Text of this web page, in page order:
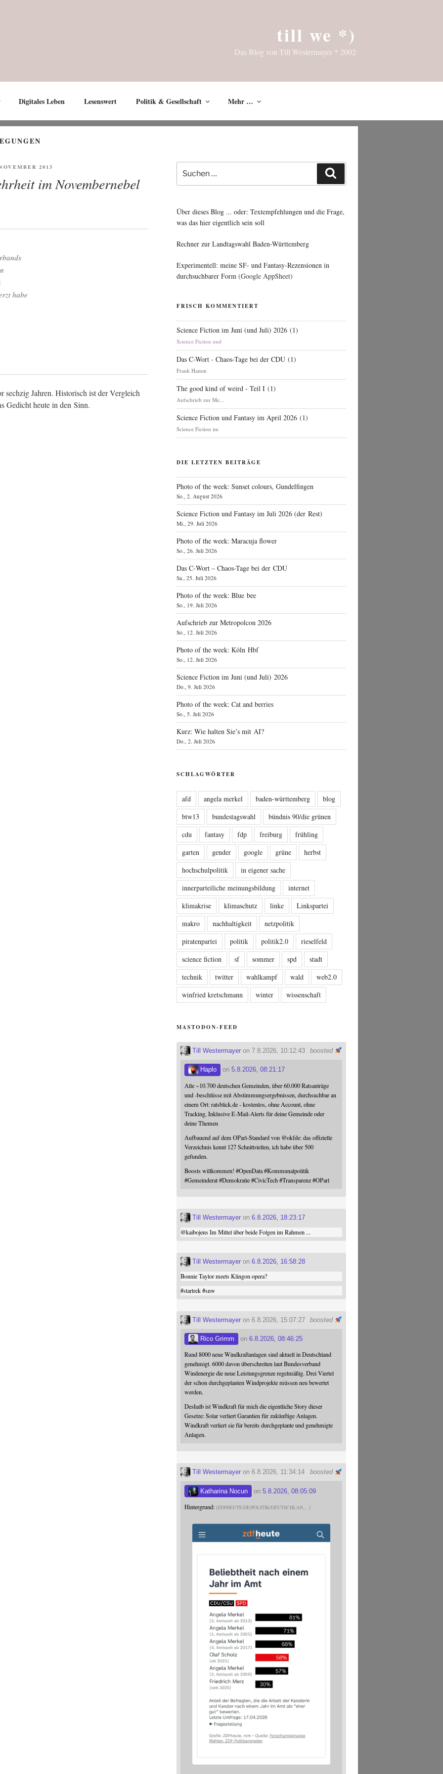
till we *)
Das Blog von Till Westermayer * 2002
Digitales Leben Lesenswert Politik & Gesellschaft Mehr …
2013
im Novembernebel
habe
sech­zig Jah­ren. His­to­risch ist der Ver­gleich
Gedicht heu­te in den Sinn.
Suche
nach:
Über dieses Blog ... oder: Textempfehlungen und die Frage,
was das hier eigentlich sein soll
Rechner zur Landtagswahl Baden-Württemberg
Experimentell: meine SF- und Fantasy-Rezensionen in
durchsuchbarer Form (Google AppSheet)
FRISCH KOMMENTIERT
Science Fiction im Juni (und Juli) 2026 (1)
Science Fiction und
Das C-Wort - Chaos-Tage bei der CDU (1)
Frank Hamm
The good kind of weird - Teil I (1)
Aufschrieb zur Me...
Science Fiction und Fantasy im April 2026 (1)
Science Fiction im
DIE LETZTEN BEITRÄGE
Photo of the week: Sunset colours, Gundelfingen
So., 2. August 2026
Science Fiction und Fantasy im Juli 2026 (der Rest)
Mi., 29. Juli 2026
Photo of the week: Maracuja flower
So., 26. Juli 2026
Das C‑Wort – Chaos-Tage bei der CDU
Sa., 25. Juli 2026
Photo of the week: Blue bee
So., 19. Juli 2026
Aufschrieb zur Metropolcon 2026
So., 12. Juli 2026
Photo of the week: Köln Hbf
So., 12. Juli 2026
Science Fiction im Juni (und Juli) 2026
Do., 9. Juli 2026
Photo of the week: Cat and berries
So., 5. Juli 2026
Kurz: Wie halten Sie’s mit AI?
Do., 2. Juli 2026
SCHLAGWÖRTER
afd angela merkel baden-württemberg
blog
btw13
bundestagswahl
bündnis 90/die grünen
cdu
fantasy fdp freiburg
frühling
garten
gender google grüne
herbst
hochschulpolitik
in eigener sache
innerparteiliche meinungsbildung
internet
klimakrise
klimaschutz linke
Linkspartei
makro
nachhaltigkeit
netzpolitik
piratenpartei
politik politik2.0
rieselfeld
science fiction
sf sommer spd
stadt
technik
twitter wahlkampf wald
web2.0
winfried kretschmann
winter wissenschaft
MASTODON-FEED
boosted
Till Westermayer on 7.8.2026, 10:12:43
Haplo on5.8.2026, 08:21:17
Alle ~10.700 deutschen Gemeinden, über 60.000 Ratsanträge
und -beschlüsse mit Abstimmungsergebnissen, durchsuchbar an
einem Ort: ratsblick.de - kostenlos, ohne Account, ohne
Tracking, Inklusive E-Mail-Alerts für deine Gemeinde oder
deine Themen
Aufbauend auf dem OParl-Standard von @okfde: das offizielle
Verzeichnis kennt 127 Schnittstellen, ich habe über 500
gefunden.
Boosts willkommen!#OpenData #Kommunalpolitik
#Gemeinderat #Demokratie #CivicTech #Transparenz #OParl
Till Westermayer on6.8.2026, 18:23:17
@kaibojensIm Mittel über beide Folgen im Rahmen ...
Till Westermayer on6.8.2026, 16:58:28
Bonnie Taylor meets Klingon opera?
#startrek #snw
boosted
Till Westermayer on 6.8.2026, 15:07:27
Rico Grimm on6.8.2026, 08:46:25
Rund 8000 neue Windkraftanlagen sind aktuell in Deutschland
genehmigt. 6000 davon überschreiten laut Bundesverband
Windenergie die neue Leistungsgrenze regelmäßig. Drei Viertel
der schon durchgeplanten Windprojekte müssen neu bewertet
werden.
Deshalb ist Windkraft für mich die eigentliche Story dieser
Gesetze: Solar verliert Garantien für zukünftige Anlagen.
Windkraft verliert sie für bereits durchgeplante und genehmigte
Anlagen.
boosted
Till Westermayer on 6.8.2026, 11:34:14
Katharina Nocun on5.8.2026, 08:05:09
Hintergrund: ZDFHEUTE.DE/POLITIK/DEUTSCHLAN